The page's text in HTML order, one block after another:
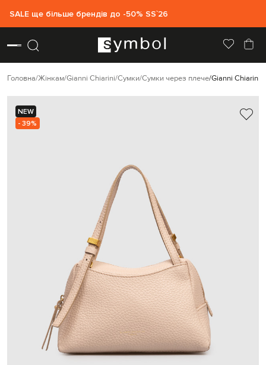
SALE ще більше брендів до -50% SS`26
Головна Жінкам Gianni Chiarini Сумки Сумки через плече Gianni Chiarini
NEW
- 39%